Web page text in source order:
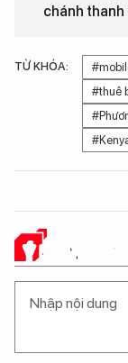
chánh
TỪ KHÓA:
#thuê
Ý KIẾN CỦA